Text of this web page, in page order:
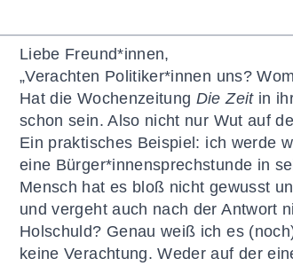
Liebe Freund*innen,
„Verachten Politiker*innen uns?
Hat die Wochenzeitung Die Zeitin
schon sein. Also nicht nur Wut auf
Ein praktisches Beispiel: ich werde
eine Bürger*innensprechstunde in
Mensch hat es bloß nicht gewusst
und vergeht auch nach der Antwort
Holschuld? Genau weiß ich es
keine Verachtung. Weder auf der